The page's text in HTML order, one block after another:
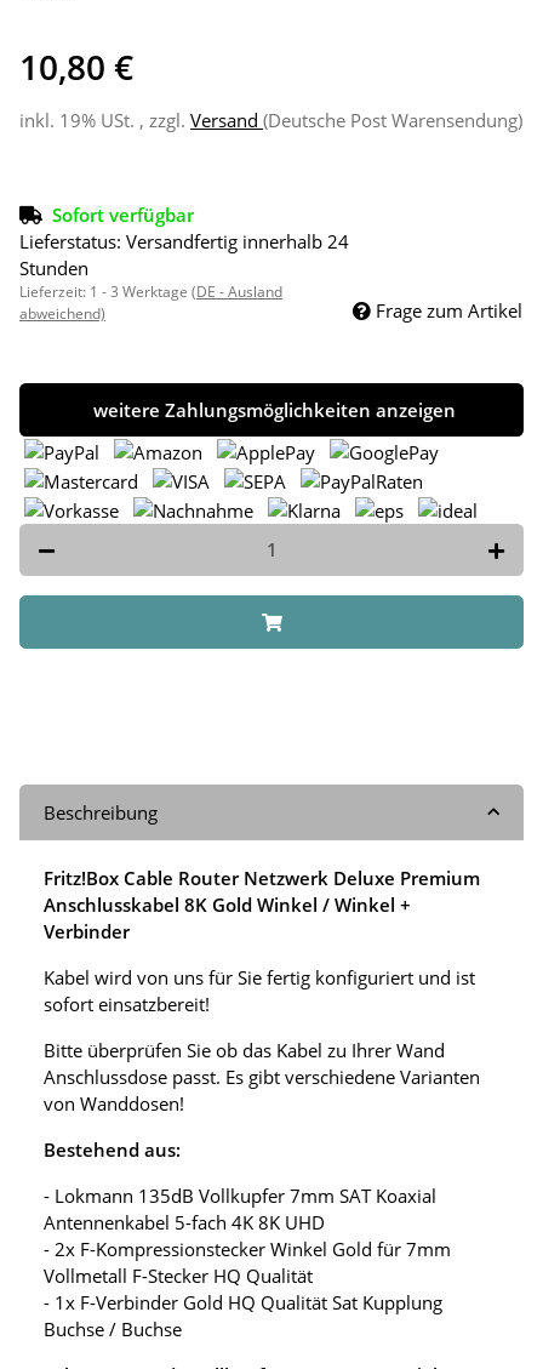
10,80 €
inkl. 19% USt. , zzgl. Versand (Deutsche Post Warensendung)
Sofort verfügbar
Lieferstatus: Versandfertig innerhalb 24
Stunden
Lieferzeit: 1 - 3 Werktage (DE - Ausland
abweichend)
Frage zum Artikel
weitere Zahlungsmöglichkeiten anzeigen
Beschreibung
Fritz!Box Cable Router Netzwerk Deluxe Premium
Anschlusskabel 8K Gold Winkel / Winkel +
Verbinder
Kabel wird von uns für Sie fertig konfiguriert und ist
sofort einsatzbereit!
Bitte überprüfen Sie ob das Kabel zu Ihrer Wand
Anschlussdose passt. Es gibt verschiedene Varianten
von Wanddosen!
Bestehend aus:
- Lokmann 135dB Vollkupfer 7mm SAT Koaxial
Antennenkabel 5-fach 4K 8K UHD
- 2x F-Kompressionstecker Winkel Gold für 7mm
Vollmetall F-Stecker HQ Qualität
- 1x F-Verbinder Gold HQ Qualität Sat Kupplung
Buchse / Buchse